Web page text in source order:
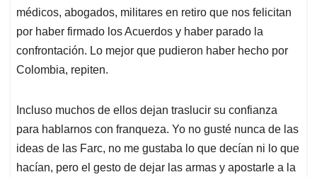
médicos, abogados, militares en retiro que nos felicitan
por haber firmado los Acuerdos y haber parado la
confrontación. Lo mejor que pudieron haber hecho por
Colombia, repiten.
Incluso muchos de ellos dejan traslucir su confianza
para hablarnos con franqueza. Yo no gusté nunca de las
ideas de las Farc, no me gustaba lo que decían ni lo que
hacían, pero el gesto de dejar las armas y apostarle a la